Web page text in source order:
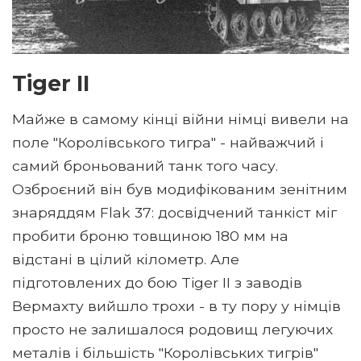
Tiger II
Майже в самому кінці війни німці вивели на
поле "Королівського тигра" - найважчий і
самий броньований танк того часу.
Озброєний він був модифікованим зенітним
знаряддям Flak 37: досвідчений танкіст міг
пробити броню товщиною 180 мм на
відстані в цілий кілометр. Але
підготовлених до бою Tiger II з заводів
Вермахту вийшло трохи - в ту пору у німців
просто не залишалося родовищ легуючих
металів і більшість "Королівських тигрів"